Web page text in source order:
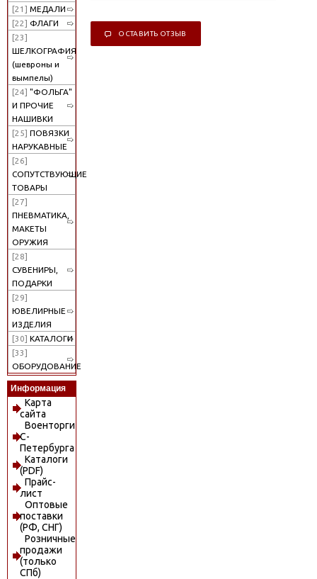
[21] МЕДАЛИ
[22] ФЛАГИ
[23]
ШЕЛКОГРАФИЯ
(шевроны и
вымпелы)
[24] "ФОЛЬГА"
И ПРОЧИЕ
НАШИВКИ
[25] ПОВЯЗКИ
НАРУКАВНЫЕ
[26]
СОПУТСТВУЮЩИЕ
ТОВАРЫ
[27]
ПНЕВМАТИКА,
МАКЕТЫ
ОРУЖИЯ
[28]
СУВЕНИРЫ,
ПОДАРКИ
[29]
ЮВЕЛИРНЫЕ
ИЗДЕЛИЯ
[30] КАТАЛОГИ
[33]
ОБОРУДОВАНИЕ
Информация
Карта
сайта
Военторги
С-
Петербурга
Каталоги
(PDF)
Прайс-
лист
Оптовые
поставки
(РФ, СНГ)
Розничные
продажи
(только
СПб)
ОСТАВИТЬ ОТЗЫВ